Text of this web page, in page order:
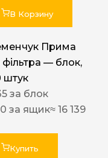
В Корзину
Прима
фільтра — блок,
штук
за блок
за ящик≈ 16 139
Купить